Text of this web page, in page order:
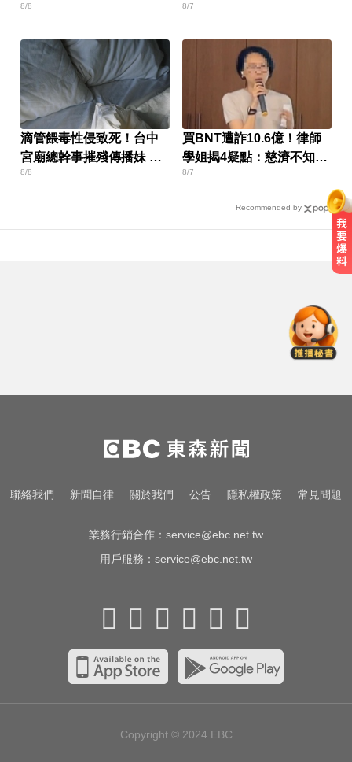
帶走補助金
8/8
求償
8/7
滴管餵毒性侵致死！台中
宮廟總幹事摧殘傳播妹 下
場出爐
8/8
買BNT遭詐10.6億！律師
學姐揭4疑點：慈濟不知
情？
8/7
Recommended by
涉製毒、跨國販毒！埃及女星被判
死刑
中颱白海豚暴風圈逼近！7地區達停
聯絡我們 新聞自律 關於我們 公告 隱私權政策 常見問題
業務行銷合作： service@ebc.net.tw
用戶服務： service@ebc.net.tw
Copyright © 2024 EBC